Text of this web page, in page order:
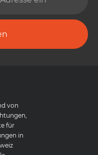
von
für
in